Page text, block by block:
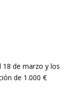
18 de marzo y los
de 1.000 €